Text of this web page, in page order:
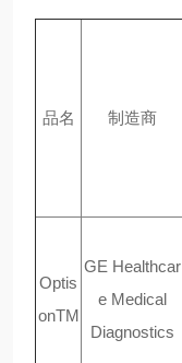
品名 制造商
Optis
onTM
GE Healthcar
e Medical
Diagnostics